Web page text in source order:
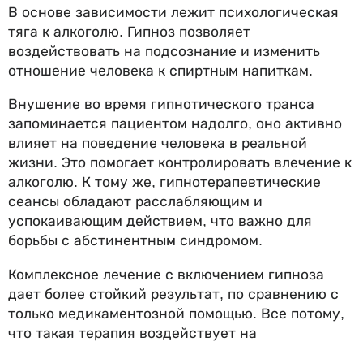
В основе зависимости лежит психологическая
тяга к алкоголю. Гипноз позволяет
воздействовать на подсознание и изменить
отношение человека к спиртным напиткам.
Внушение во время гипнотического транса
запоминается пациентом надолго, оно активно
влияет на поведение человека в реальной
жизни. Это помогает контролировать влечение к
алкоголю. К тому же, гипнотерапевтические
сеансы обладают расслабляющим и
успокаивающим действием, что важно для
борьбы с абстинентным синдромом.
Комплексное лечение с включением гипноза
дает более стойкий результат, по сравнению с
только медикаментозной помощью. Все потому,
что такая терапия воздействует на